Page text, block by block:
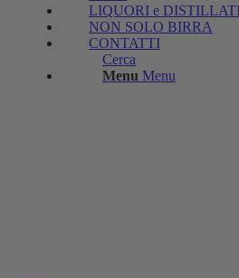
LIQUORI e
NON SOLO BIRRA
CONTATTI
Cerca
Menu Menu